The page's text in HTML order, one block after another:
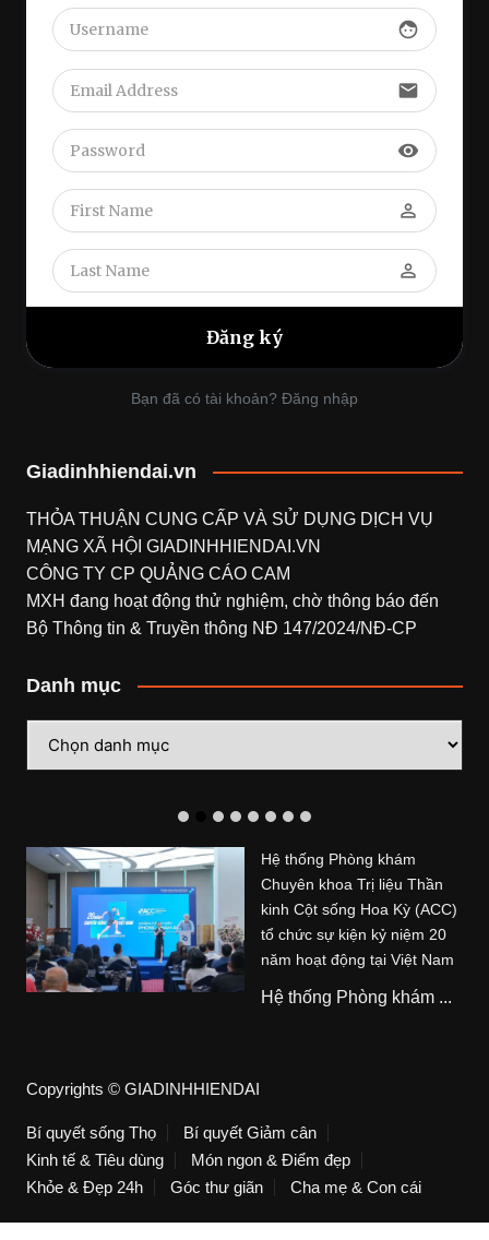
face
email
visibility
perm_identity
perm_identity
Bạn đã có tài khoản? Đăng nhập
Giadinhhiendai.vn
THỎA THUẬN CUNG CẤP VÀ SỬ DỤNG DỊCH VỤ
MẠNG XÃ HỘI GIADINHHIENDAI.VN
CÔNG TY CP QUẢNG CÁO CAM
MXH đang hoạt động thử nghiệm, chờ thông báo đến
Bộ Thông tin & Truyền thông NĐ 147/2024/NĐ-CP
Danh mục
mục
Hệ thống Phòng khám
Chuyên khoa Trị liệu Thần
kinh Cột sống Hoa Kỳ (ACC)
tổ chức sự kiện kỷ niệm 20
năm hoạt động tại Việt Nam
Hệ thống Phòng khám ...
Copyrights © GIADINHHIENDAI
Bí quyết sống Thọ
Bí quyết Giảm cân
Kinh tế & Tiêu dùng
Món ngon & Điểm đẹp
Khỏe & Đẹp 24h
Góc thư giãn Cha mẹ & Con cái